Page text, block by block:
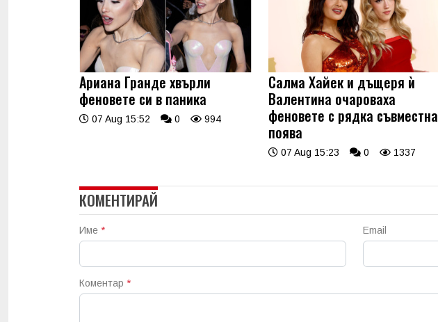
Ариана Гранде хвърли
феновете си в паника
07 Aug 15:52 0 994
Салма Хайек и дъщеря ѝ
Валентина очароваха
феновете с рядка съвместна
поява
07 Aug 15:23 0 1337
КОМЕНТИРАЙ
Име * Email
Коментар *